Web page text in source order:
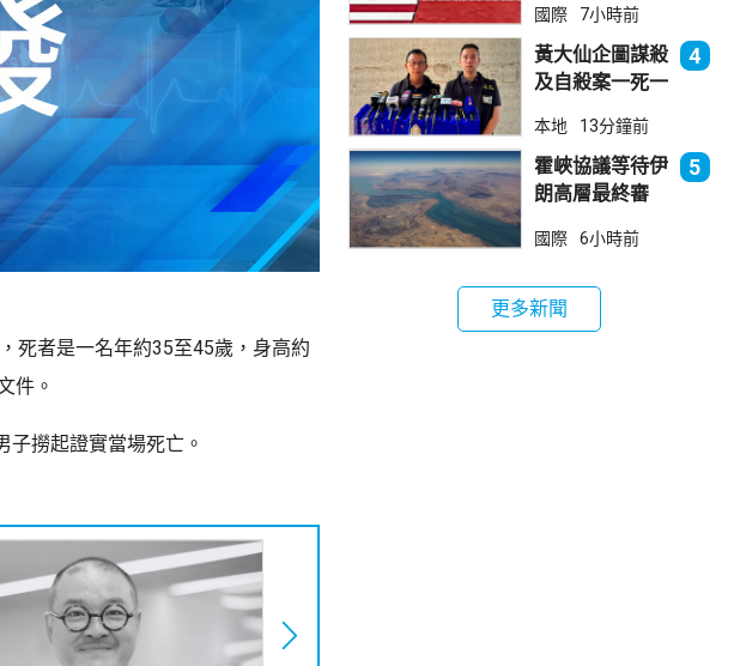
死者是一名年約35至45歲，身高約
件。
撈起證實當場死亡。
國際 7小時前
黃大仙企圖謀殺
及自殺案一死一
4
本地 13分鐘前
霍峽協議等待伊
朗高層最終審
航道後解除封鎖
5
國際 6小時前
更多新聞